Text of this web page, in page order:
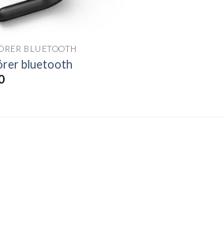
BLUETOOTH
bluetooth